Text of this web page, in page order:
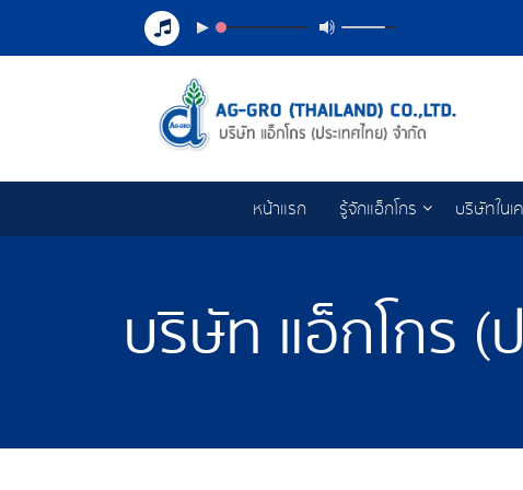
หน้าแรก รู้จักแอ็กโกร บริษัทในเ
บริษัท แอ็กโกร (